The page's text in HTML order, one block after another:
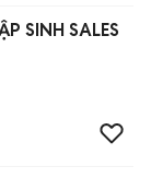
SINH SALES